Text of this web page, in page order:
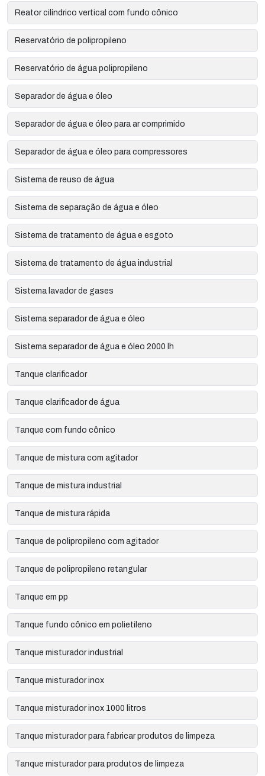
Reator cilíndrico vertical com fundo cônico
Reservatório de polipropileno
Reservatório de água polipropileno
Separador de água e óleo
Separador de água e óleo para ar comprimido
Separador de água e óleo para compressores
Sistema de reuso de água
Sistema de separação de água e óleo
Sistema de tratamento de água e esgoto
Sistema de tratamento de água industrial
Sistema lavador de gases
Sistema separador de água e óleo
Sistema separador de água e óleo 2000 lh
Tanque clarificador
Tanque clarificador de água
Tanque com fundo cônico
Tanque de mistura com agitador
Tanque de mistura industrial
Tanque de mistura rápida
Tanque de polipropileno com agitador
Tanque de polipropileno retangular
Tanque em pp
Tanque fundo cônico em polietileno
Tanque misturador industrial
Tanque misturador inox
Tanque misturador inox 1000 litros
Tanque misturador para fabricar produtos de limpeza
Tanque misturador para produtos de limpeza